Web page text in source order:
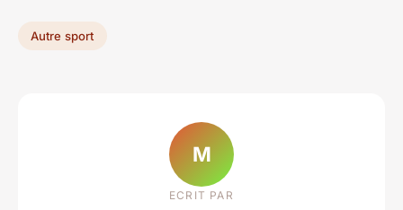
Autre sport
M
ECRIT PAR